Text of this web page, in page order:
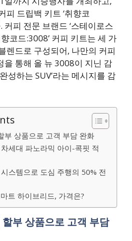
피 드립백 키트 ‘취향코
커피 전문 브랜드 ‘스테이로스
향코드:3008’ 커피 키트는 세 가
렌드로 구성되어, 나만의 커피
을 통해 올 뉴 3008이 지닌 감
성하는 SUV’라는 메시지를 감
부 상품으로 고객 부담 완화
세대 파노라믹 아이-콕핏 적
스템으로 도심 주행의 50% 전
트 하이브리드, 가격은?
부 상품으로 고객 부담